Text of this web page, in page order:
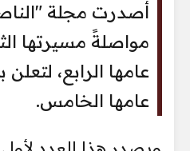
أصدرت مجلة
مواصلةً مسيرتها
عامها الرابع،
عامها الخامس.